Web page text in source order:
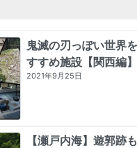
鬼滅の刃っぽい世界
すすめ施設【関西編】
2021年9月25日
【瀬戸内海】遊郭跡